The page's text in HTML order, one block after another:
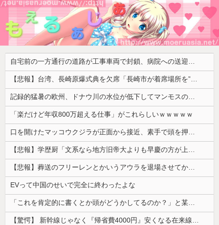
自宅前の一方通行の道路が工事車両で封鎖、病院への送迎のために車をどかして欲しいと作業スタッフに頼むと……
【悲報】台湾、長崎原爆式典を欠席「長崎市が着席場所を”外交団エリア外にあえて配置”した！」 → ﾈｯﾄ「核を持つ中国に屈指した！」「失礼すぎ」「台湾は筋通した！」ｗｗｗｗｗ
記録的猛暑の欧州、ドナウ川の水位が低下してマンモスの骨や沈没したドイツ軍の戦艦が出現
「楽だけど年収800万超える仕事」がこれらしいｗｗｗｗｗ
口を開けたマッコウクジラが正面から接近、素手で頭を押し返すダイバー「まだ子どもで、変な魚が何なのか確かめてるだけ」【海外の反応】
【悲報】学歴厨「文系なら地方旧帝大よりも早慶の方が上！」←これｗｗｗｗ
【悲報】葬送のフリーレンとかいうアウラを退場させてから駄作になった作品ｗｗｗｗｗ
EVって中国のせいで完全に終わったよな
「これを肯定的に書くとか頭がどうかしてるのか？」と某メディアの焚書称賛記事にツッコミ殺到、自分で本屋を作るとかそういう話かと思ったら……
【驚愕】 新幹線じゃなく『帰省費4000円』安くなる在来線で帰省した結果ｗｗｗｗｗ